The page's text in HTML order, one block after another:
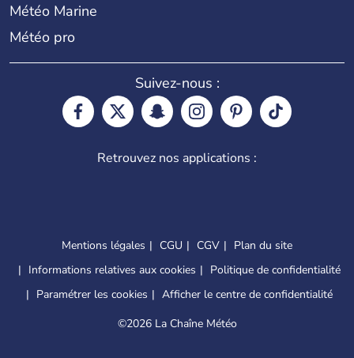
Météo Marine
Météo pro
Suivez-nous :
Retrouvez nos applications :
Mentions légales CGU CGV
Plan du site
Informations relatives aux cookies
Politique de confidentialité
Paramétrer les cookies
Afficher le centre de confidentialité
©2026 La Chaîne Météo